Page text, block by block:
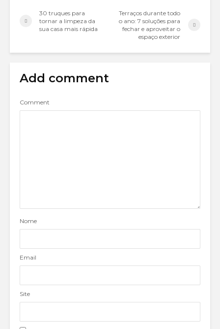
30 truques para
tornar a limpeza da
sua casa mais rápida
Terraços durante todo
o ano: 7 soluções para
fechar e aproveitar o
espaço exterior
Add comment
Comment
Nome
Email
Site